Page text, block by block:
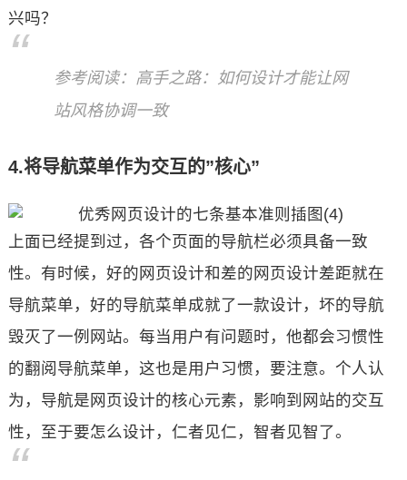
兴吗？
参考阅读：高手之路：如何设计才能让网
站风格协调一致
4.将导航菜单作为交互的”核心”
上面已经提到过，各个页面的导航栏必须具备一致
性。有时候，好的网页设计和差的网页设计差距就在
导航菜单，好的导航菜单成就了一款设计，坏的导航
毁灭了一例网站。每当用户有问题时，他都会习惯性
的翻阅导航菜单，这也是用户习惯，要注意。个人认
为，导航是网页设计的核心元素，影响到网站的交互
性，至于要怎么设计，仁者见仁，智者见智了。